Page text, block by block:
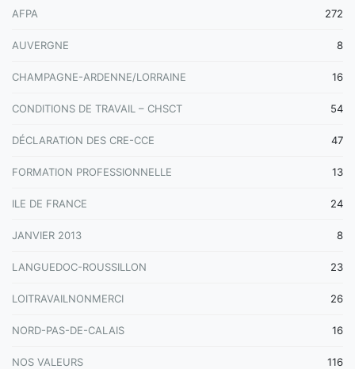
AFPA 272
AUVERGNE 8
CHAMPAGNE-ARDENNE/LORRAINE 16
CONDITIONS DE TRAVAIL – CHSCT 54
DÉCLARATION DES CRE-CCE 47
FORMATION PROFESSIONNELLE 13
ILE DE FRANCE 24
JANVIER 2013 8
LANGUEDOC-ROUSSILLON 23
LOITRAVAILNONMERCI 26
NORD-PAS-DE-CALAIS 16
NOS VALEURS 116